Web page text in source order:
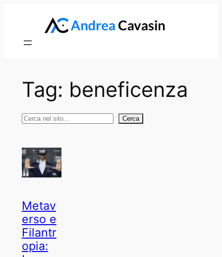
Tag: beneficenza
Cerca Cerca
Metav
erso e
Filantr
opia: